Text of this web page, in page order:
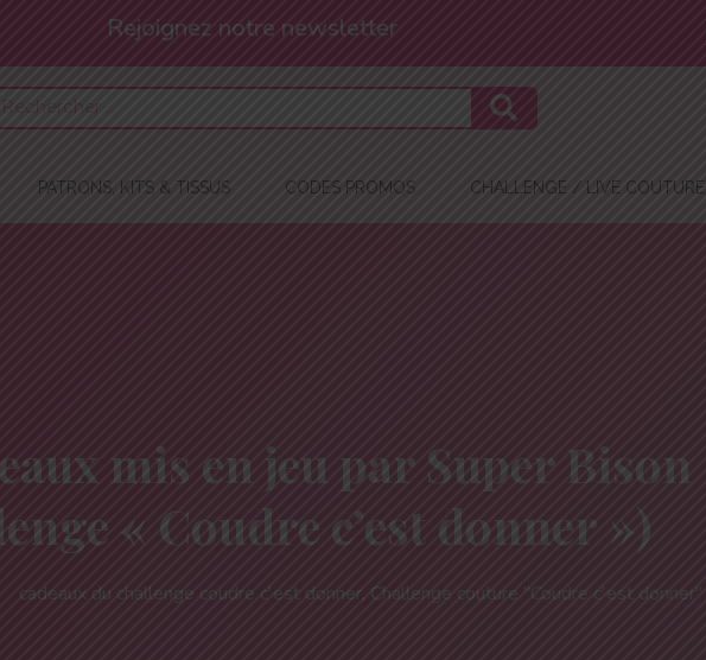
Et profitez de -10% !
PATRONS, KITS & TISSUS CODES PROMOS CHALLENGE / LIVE COUTURE
mis en jeu par Super Bison
« Coudre c’est donner »)
cadeaux du challenge coudre c'est donner, Challenge couture "Coudre c'est donner"